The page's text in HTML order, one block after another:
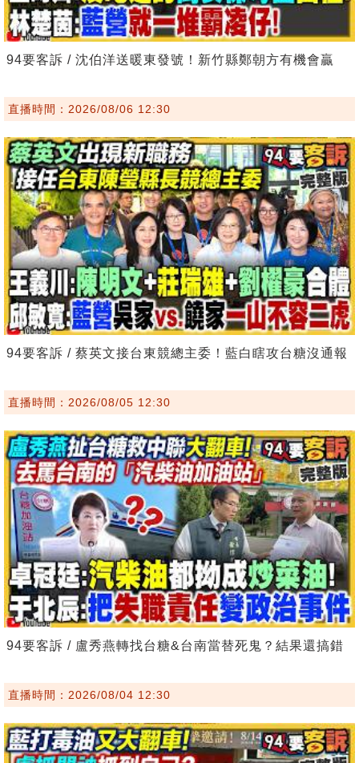
94要客訴 / 沈伯洋送暖東發號！新竹縣鄭朝方有機會贏
直播時間：2026/08/06 12:30
94要客訴 / 蔡英文接台東競總主委！藍白瞎攻台糖沒通報
直播時間：2026/08/05 12:30
94要客訴 / 盧秀燕轉找台糖&台南當替死鬼？結果還搞錯
直播時間：2026/08/04 12:30